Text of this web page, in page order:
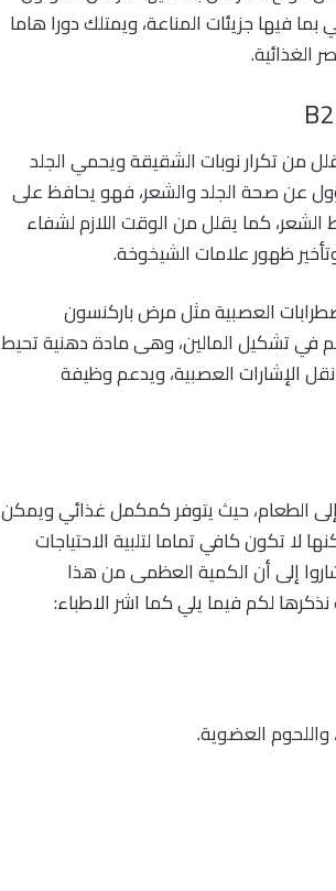
فيها جزيئات المناعة، ويمتلك دورا هاما
الغذائية.
من تكرار نوبات الشقيقة ويحمي الجلد
عن صحة الجلد والشعر، فهو يحافظ على
كما يقلل من الوقت اللازم لشفاء
ظهور علامات الشيخوخة.
العصبية مثل مرض باركنسون
في تشكيل المالين، وهى مادة دهنية تحيط
الإشارات العصبية، ويدعم وظيفة
الطعام، حيث يتوفر كمكمل غذائي ويمكن
لا تكون كافي تماما لتلبية الاحتياجات
إلى أن الكمية العظمى من هذا
لكم فيما يلي كما اشر الاطباء:
واللحوم العضوية.